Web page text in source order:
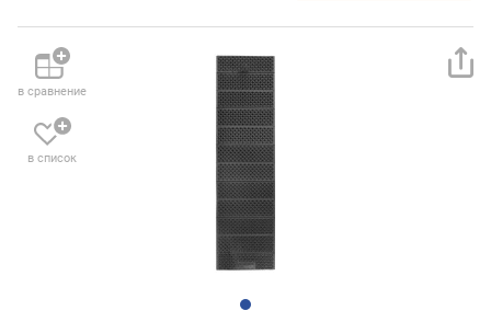
в сравнение
в список